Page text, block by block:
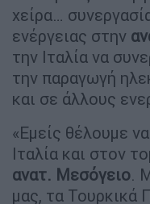
χείρα…
ενέργειας στην
την Ιταλία να
την παραγωγή
και σε άλλους
«Εμείς θέλουμε
Ιταλία και στον
ανατ. Μεσόγειο.
μας, τα Τουρκικά